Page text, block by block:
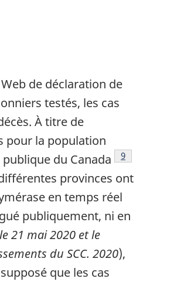
de déclaration de
testés, les cas
À titre de
pour la population
du Canada
Note de bas de
9
provinces ont
en temps réel
publiquement, ni en
21 mai 2020 et le
du SCC. 2020),
que les cas